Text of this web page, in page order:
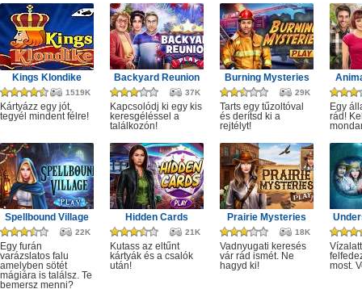
Kings Klondike
1519K
Kártyázz egy jót,
tegyél mindent félre!
Backyard Reunion
37K
Kapcsolódj ki egy kis
keresgéléssel a
találkozón!
Burning Mysteries
29K
Tarts egy tűzoltóval
és derítsd ki a
rejtélyt!
Egy
rád!
Spellbound Village
22K
Egy furán
varázslatos falu
amelyben sötét
mágiára is találsz. Te
bemersz menni?
Hidden Cards
21K
Kutass az eltűnt
kártyák és a csalók
után!
Prairie Mysteries
18K
Vadnyugati keresés
vár rád ismét. Ne
hagyd ki!
most.